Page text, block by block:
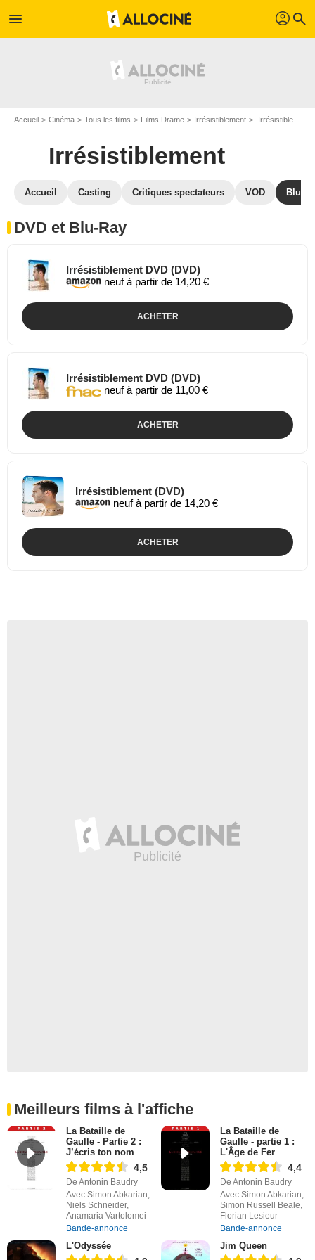
menu profil search
Accueil Cinéma Tous les films Films Drame Irrésistiblement Irrésistiblement en DVD Blu Ray
Irrésistiblement
Accueil Casting Critiques spectateurs VOD Blu-
DVD et Blu-Ray
Irrésistiblement DVD (DVD)
neuf à partir de 14,20 €
ACHETER
Irrésistiblement DVD (DVD)
neuf à partir de 11,00 €
ACHETER
Irrésistiblement (DVD)
neuf à partir de 14,20 €
ACHETER
Meilleurs films à l'affiche
La Bataille de
Gaulle - Partie 2 :
J’écris ton nom
4,5
De Antonin Baudry
Avec Simon Abkarian,
Niels Schneider,
Anamaria Vartolomei
Bande-annonce
La Bataille de
Gaulle - partie 1 :
L'Âge de Fer
4,4
De Antonin Baudry
Avec Simon Abkarian,
Simon Russell Beale,
Florian Lesieur
Bande-annonce
L'Odyssée Jim Queen